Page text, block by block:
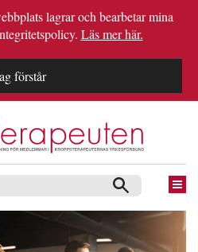
lagrar och bearbetar mina
Läs mer här.
förstår